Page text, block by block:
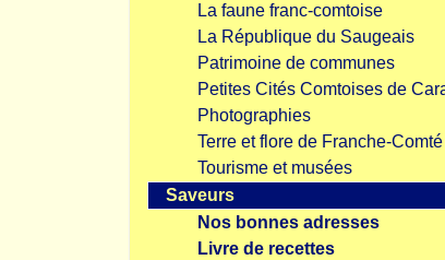
La faune franc-comtoise
La République du Saugeais
Patrimoine de communes
Petites Cités Comtoises de
Photographies
Terre et flore de Franche-Comté
Tourisme et musées
Saveurs
Nos bonnes adresses
Livre de recettes